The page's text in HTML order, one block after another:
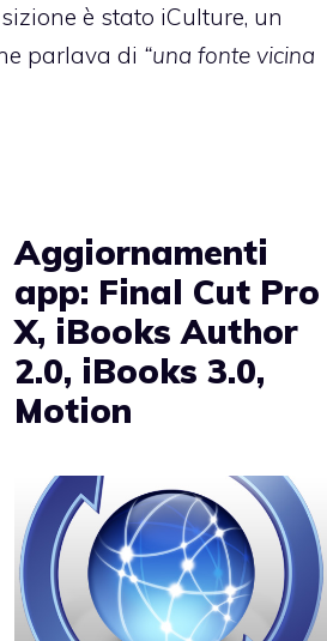
è stato iCulture, un
parlava di “una fonte vicina
Aggiornamenti
app: Final Cut Pro
X, iBooks Author
2.0, iBooks 3.0,
Motion